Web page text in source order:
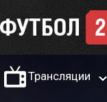
Трансляции